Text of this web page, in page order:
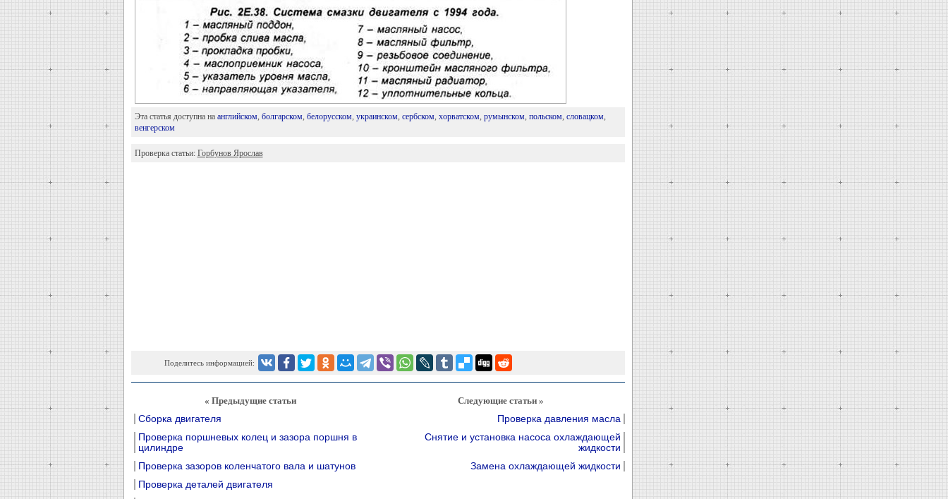
Эта статья доступна на английском, болгарском, белорусском, украинском, сербском, хорватском, румынском, польском, словацком,
венгерском
Проверка статьи: Горбунов Ярослав
Поделитесь информацией:
« Предыдущие статьи
Сборка двигателя
Проверка поршневых колец и зазора поршня в
цилиндре
Проверка зазоров коленчатого вала и шатунов
Проверка деталей двигателя
Следующие статьи »
Проверка давления масла
Снятие и установка насоса охлаждающей
жидкости
Замена охлаждающей жидкости